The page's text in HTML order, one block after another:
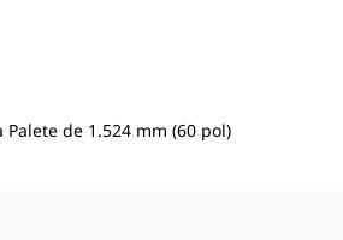
Palete de 1.524 mm (60 pol)